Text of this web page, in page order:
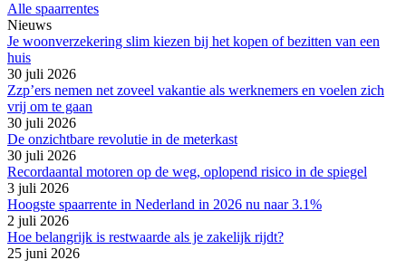
Alle spaarrentes
Nieuws
Je woonverzekering slim kiezen bij het kopen of bezitten van een
huis
30 juli 2026
Zzp’ers nemen net zoveel vakantie als werknemers en voelen zich
vrij om te gaan
30 juli 2026
De onzichtbare revolutie in de meterkast
30 juli 2026
Recordaantal motoren op de weg, oplopend risico in de spiegel
3 juli 2026
Hoogste spaarrente in Nederland in 2026 nu naar 3.1%
2 juli 2026
Hoe belangrijk is restwaarde als je zakelijk rijdt?
25 juni 2026